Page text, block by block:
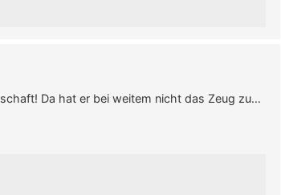
Da hat er bei weitem nicht das Zeug zu…